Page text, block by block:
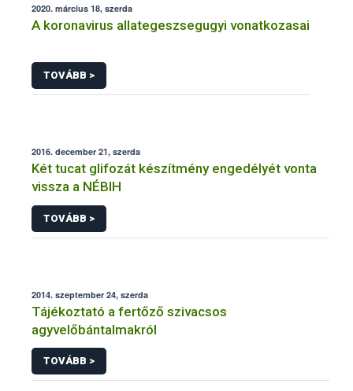
2020. március 18, szerda
A koronavirus allategeszsegugyi vonatkozasai
TOVÁBB >
2016. december 21, szerda
Két tucat glifozát készítmény engedélyét vonta
vissza a NÉBIH
TOVÁBB >
2014. szeptember 24, szerda
Tájékoztató a fertőző szivacsos
agyvelőbántalmakról
TOVÁBB >